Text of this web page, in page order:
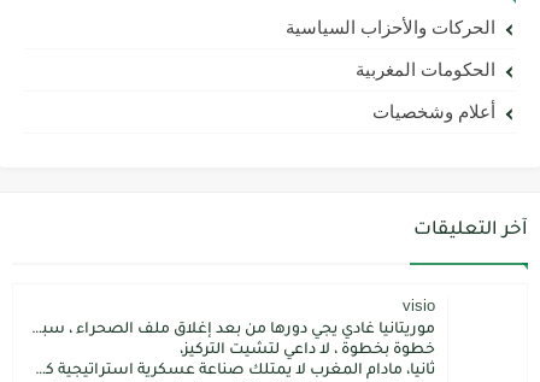
الحركات والأحزاب السياسية
الحكومات المغربية
أعلام وشخصيات
آخر التعليقات
visio
موريتانيا غادي يجي دورها من بعد إغلاق ملف الصحراء ، سبتة مليلية و الجزر،
خطوة بخطوة ، لا داعي لتشيت التركيز،
ثانيا، مادام المغرب لا يمتلك صناعة عسكرية استراتيجية كما فعل الاتراك فسيبقى داءما محل اطماع الغير،